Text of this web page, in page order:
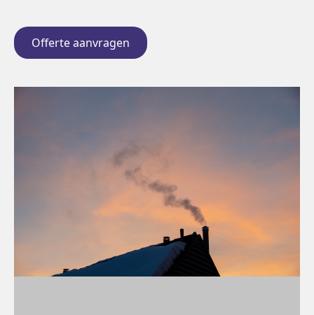
Offerte aanvragen